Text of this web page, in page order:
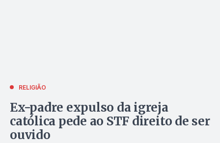
RELIGIÃO
Ex-padre expulso da igreja
católica pede ao STF direito de ser
ouvido